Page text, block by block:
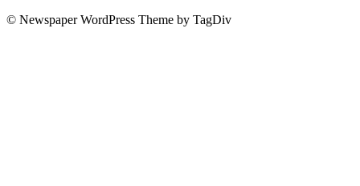
© Newspaper WordPress Theme by TagDiv